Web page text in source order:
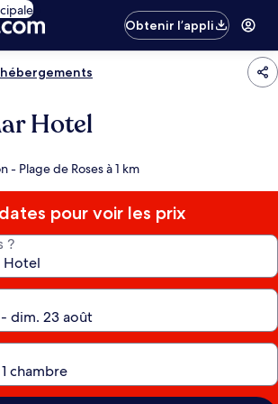
Obtenir l’appli
Hotel
- Plage de Roses à 1 km
pour voir les prix
?